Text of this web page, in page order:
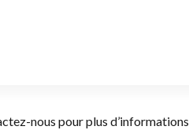
nous pour plus d’informations